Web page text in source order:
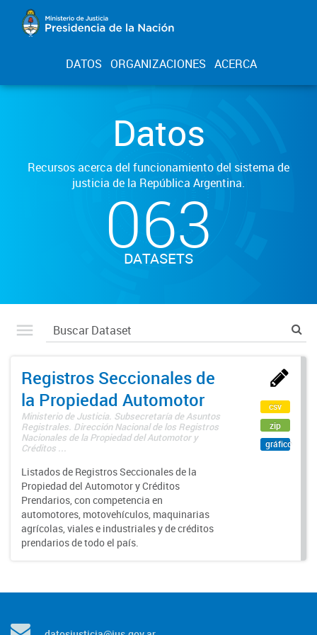
DATOS ORGANIZACIONES ACERCA
Datos
Recursos acerca del funcionamiento del sistema de
justicia de la República Argentina.
063
DATASETS
Registros Seccionales de
la Propiedad Automotor
Ministerio de Justicia. Subsecretaría de Asuntos
Registrales. Dirección Nacional de los Registros
Nacionales de la Propiedad del Automotor y
Créditos ...
Listados de Registros Seccionales de la
Propiedad del Automotor y Créditos
Prendarios, con competencia en
automotores, motovehículos, maquinarias
agrícolas, viales e industriales y de créditos
prendarios de todo el país.
csv
zip
gráfico